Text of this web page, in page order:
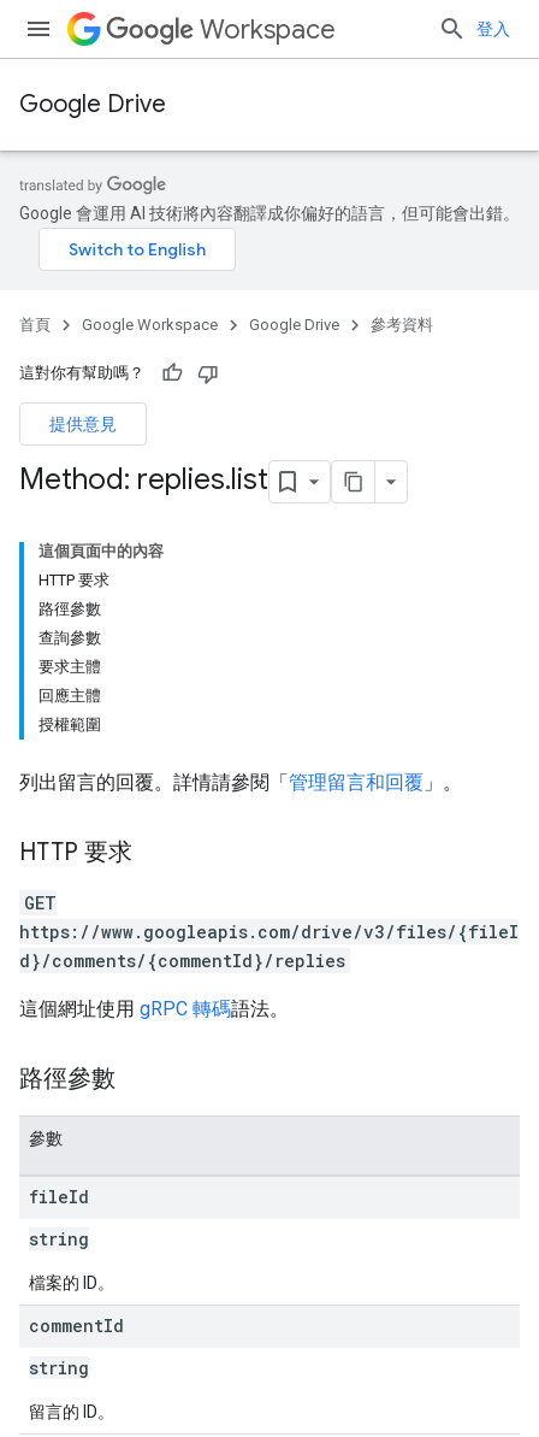
Workspace 登入
Google Drive
Google 會運用 AI 技術將內容翻譯成你偏好的語言，但可能會出錯。
首頁 Google Workspace Google Drive 參考資料
這對你有幫助嗎？
提供意見
Method: replies.list
這個頁面中的內容
HTTP 要求
路徑參數
查詢參數
要求主體
回應主體
授權範圍
列出留言的回覆。詳情請參閱「管理留言和回覆 」。
HTTP 要求
GET
https://www.googleapis.com/drive/v3/files/{fileI
d}/comments/{commentId}/replies
這個網址使用 gRPC 轉碼語法。
路徑參數
參數
fileId
string
檔案的 ID。
commentId
string
留言的 ID。